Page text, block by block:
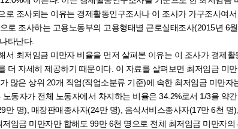
로 조사되는 이유는 경제활동인구조사나 이 조사가 가구조사여
로 조사하는 고용노동부의 고용형태별 근로실태조사(2015년 6
타난다.
서 최저임금 미만자 비율을 먼저 살펴본 이유는 이 조사가 경제
더 자세히 제공하기 때문이다. 이 자료를 살펴보면 최저임금 미
많은 상위 20개 직업(직업소분류 기준)에 속한 최저임금 미만자
동자가 전체 노동자에서 차지하는 비율은 34.2%로서 1/3을 약
만 명), 매장판매종사자(24만 명), 음식서비스종사자(17만 6천 명
임금 미만자만 합해도 99만 6천 명으로 전체 최저임금 미만자의